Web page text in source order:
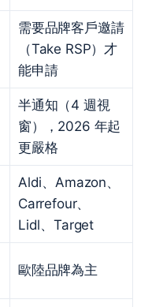
需要品牌客戶邀請
（Take RSP）才
能申請
半通知（4 週視
窗），2026 年起
更嚴格
Aldi、Amazon、
Carrefour、
Lidl、Target
歐陸品牌為主